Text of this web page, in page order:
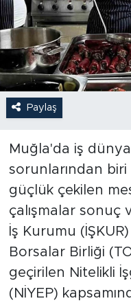
Paylaş
Muğla'da iş
sorunlarından
güçlük çekilen
çalışmalar sonuç
İş Kurumu
Borsalar Birliği
geçirilen Nitelikli
(NİYEP)